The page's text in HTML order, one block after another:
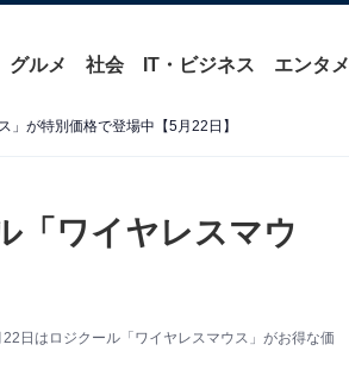
グルメ 社会 IT・ビジネス エンタメ
」が特別価格で登場中【5月22日】
「ワイヤレスマウ
日はロジクール「ワイヤレスマウス」がお得な価